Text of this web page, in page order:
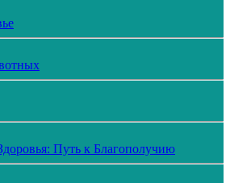
Путь к Благополучию